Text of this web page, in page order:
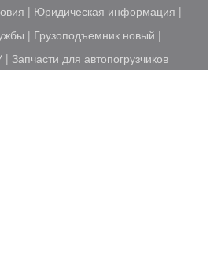
| Юридическая информация |
| Грузоподъемник новый |
| Запчасти для автопогрузчиков